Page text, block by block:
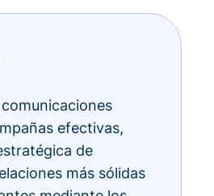
efectivas,
de
más sólidas